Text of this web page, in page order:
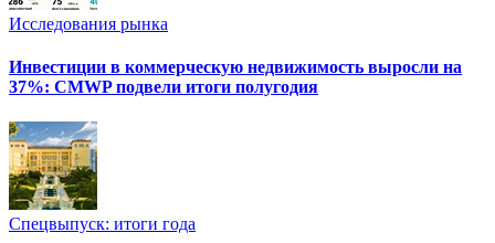
Исследования рынка
Инвестиции в коммерческую недвижимость выросли на
37%: CMWP подвели итоги полугодия
Спецвыпуск: итоги года